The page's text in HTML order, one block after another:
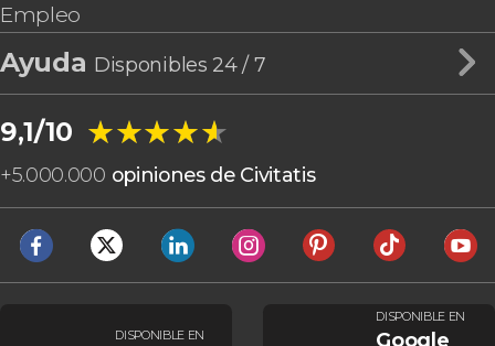
Empleo
Ayuda Disponibles 24 / 7
9,1/10 ★★★★★
★★★★★
+5.000.000 opiniones de Civitatis
DISPONIBLE EN
DISPONIBLE EN
Google